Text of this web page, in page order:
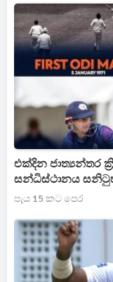
එක්දින ජාත්‍යන්තර
සන්ධිස්ථානය
පැය 15 කට පෙර